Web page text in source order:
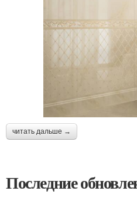
читать дальше →
Последние